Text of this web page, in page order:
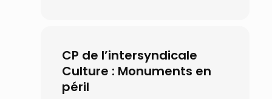
CP de l’intersyndicale
Culture : Monuments en
péril